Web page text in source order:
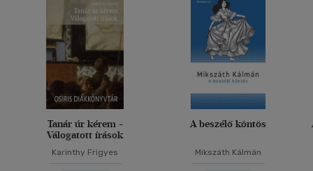
Tanár úr kérem -
Válogatott írások
Karinthy Frigyes
A beszélő köntös
Mikszáth Kálmán